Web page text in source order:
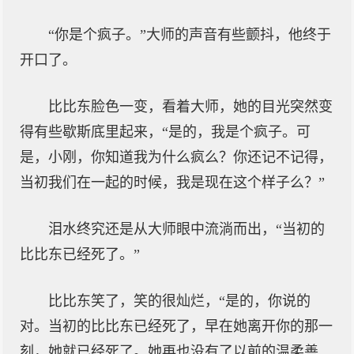
“你是个疯子。”大师的声音有些颤抖，他终于
开口了。
比比东脸色一变，看着大师，她的目光突然变
得有些歇斯底里起来，“是的，我是个疯子。可
是，小刚，你知道我为什么疯么？你还记不记得，
当初我们在一起的时候，我是现在这个样子么？”
泪水终究还是从大师眼中流淌而出，“当初的
比比东已经死了。”
比比东笑了，笑的很灿烂，“是的，你说的
对。当初的比比东已经死了，早在她离开你的那一